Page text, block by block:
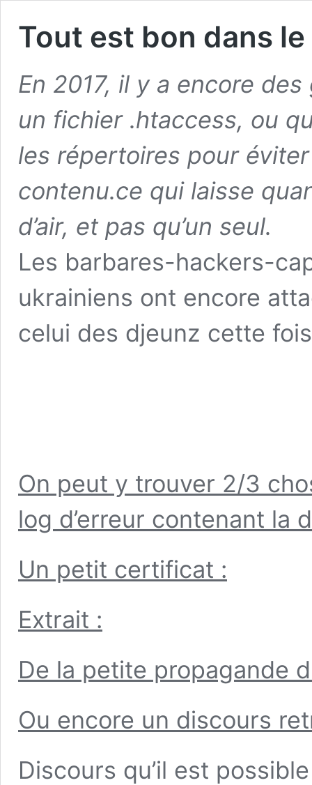
Tout est bon dans
En 2017, il y a encore
un fichier .htaccess, ou
les répertoires pour
contenu.ce qui laisse
d’air, et pas qu’un seul.
Les barbares-hackers-
ukrainiens ont encore
celui des djeunz cette
On peut y trouver 2/3
log d’erreur contenant la
Un petit certificat :
Extrait :
De la petite propagande
Ou encore un discours
Discours qu’il est